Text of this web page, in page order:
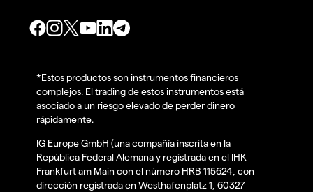
*Estos productos son instrumentos financieros
complejos. El trading de estos instrumentos está
asociado a un riesgo elevado de perder dinero
rápidamente.
IG Europe GmbH (una compañía inscrita en la
República Federal Alemana y registrada en el IHK
Frankfurt am Main con el número HRB 115624, con
dirección registrada en Westhafenplatz 1, 60327